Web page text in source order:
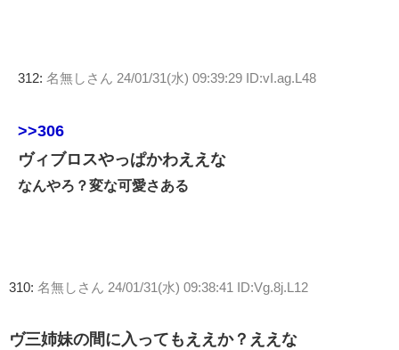
312: 名無しさん 24/01/31(水) 09:39:29 ID:vI.ag.L48
>>306
ヴィブロスやっぱかわええな
なんやろ？変な可愛さある
310: 名無しさん 24/01/31(水) 09:38:41 ID:Vg.8j.L12
ヴ三姉妹の間に入ってもええか？ええな